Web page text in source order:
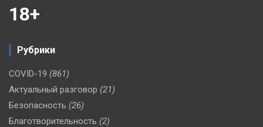
18+
Рубрики
COVID-19 (861)
Актуальный разговор (21)
Безопасность (26)
Благотворительность (2)